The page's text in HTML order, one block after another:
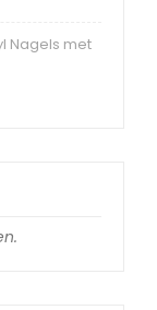
Nagels met